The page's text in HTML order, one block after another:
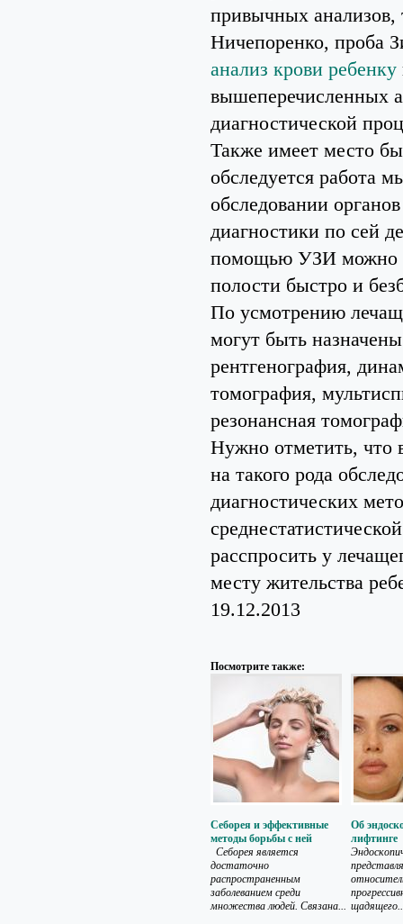
привычных анализов,
Ничепоренко, проба
анализ крови ребенку
вышеперечисленных
диагностической
Также имеет место
обследуется работа
обследовании
диагностики по сей
помощью УЗИ можно
полости быстро и
По усмотрению
могут быть
рентгенография,
томография,
резонансная
Нужно отметить, что
на такого рода
диагностических
расспросить у
месту жительства
19.12.2013
Посмотрите также:
Себорея и эффективные
методы борьбы с ней
Себорея является
достаточно
распространенным
заболеванием среди
множества людей. Связана...
Об
лифтинге